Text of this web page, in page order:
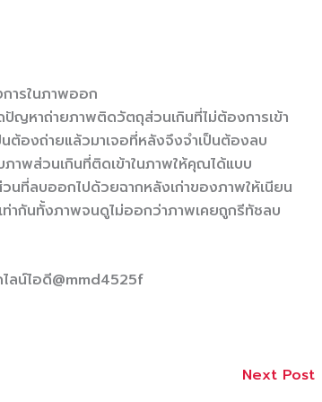
ารในภาพออก
หาถ่ายภาพติดวัตถุส่วนเกินที่ไม่ต้องการเข้า
ต้องถ่ายแล้วมาเจอที่หลังจึงจำเป็นต้องลบ
าพส่วนเกินที่ติดเข้าในภาพให้คุณได้แบบ
ที่ลบออกไปด้วยฉากหลังเก่าของภาพให้เนียน
ากันทั้งภาพจนดูไม่ออกว่าภาพเคยถูกรีทัชลบ
ลน์ไอดี@mmd4525f
Next Post